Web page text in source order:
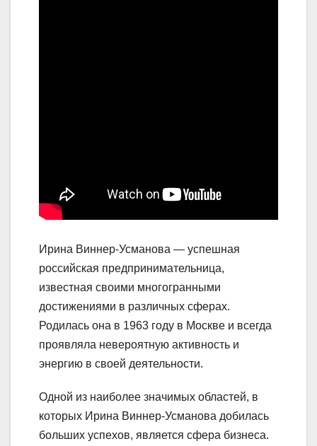
Ирина Виннер-Усманова — успешная
российская предпринимательница,
известная своими многогранными
достижениями в различных сферах.
Родилась она в 1963 году в Москве и всегда
проявляла невероятную активность и
энергию в своей деятельности.
Одной из наиболее значимых областей, в
которых Ирина Виннер-Усманова добилась
больших успехов, является сфера бизнеса.